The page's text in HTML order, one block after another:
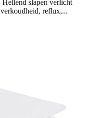
slapen verlicht
reflux,...